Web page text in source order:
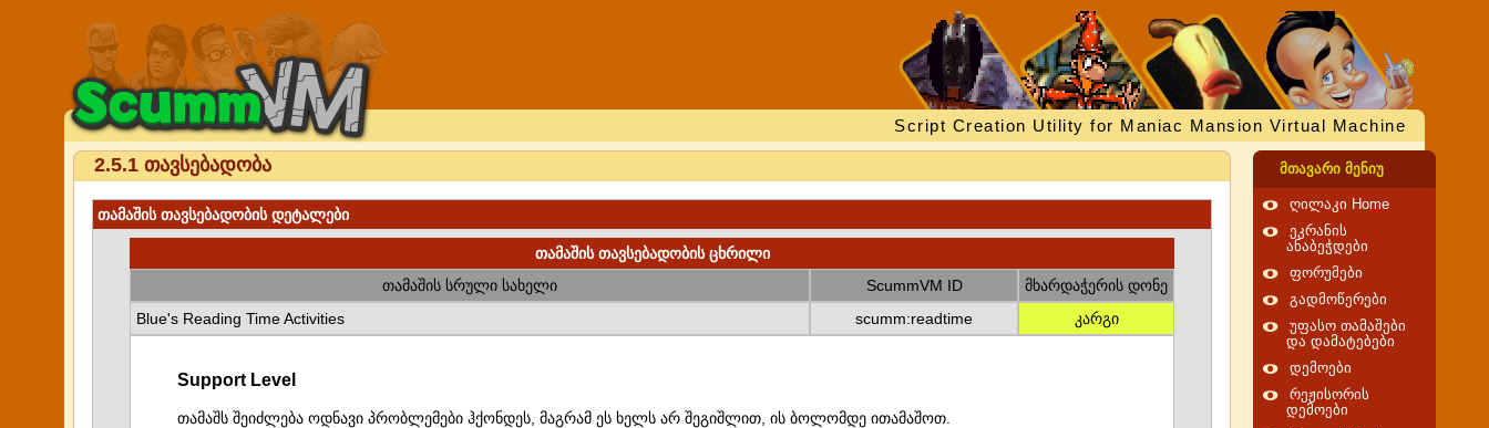
Script Creation Utility for Maniac Mansion Virtual Machine
2.5.1 თავსებადობა
თამაშის თავსებადობის დეტალები
თამაშის თავსებადობის ცხრილი
თამაშის სრული სახელი
ScummVM ID
მხარდაჭერის დონე
Blue's Reading Time Activities
scumm:readtime კარგი
Support Level
თამაშს შეიძლება ოდნავი პრობლემები ჰქონდეს, მაგრამ ეს ხელს არ შეგიშლით, ის ბოლომდე ითამაშოთ.
მთავარი მენიუ
ღილაკი Home
ეკრანის
ანაბეჭდები
ფორუმები
გადმოწერები
უფასო თამაშები
და დამატებები
დემოები
რეჟისორის
დემოები